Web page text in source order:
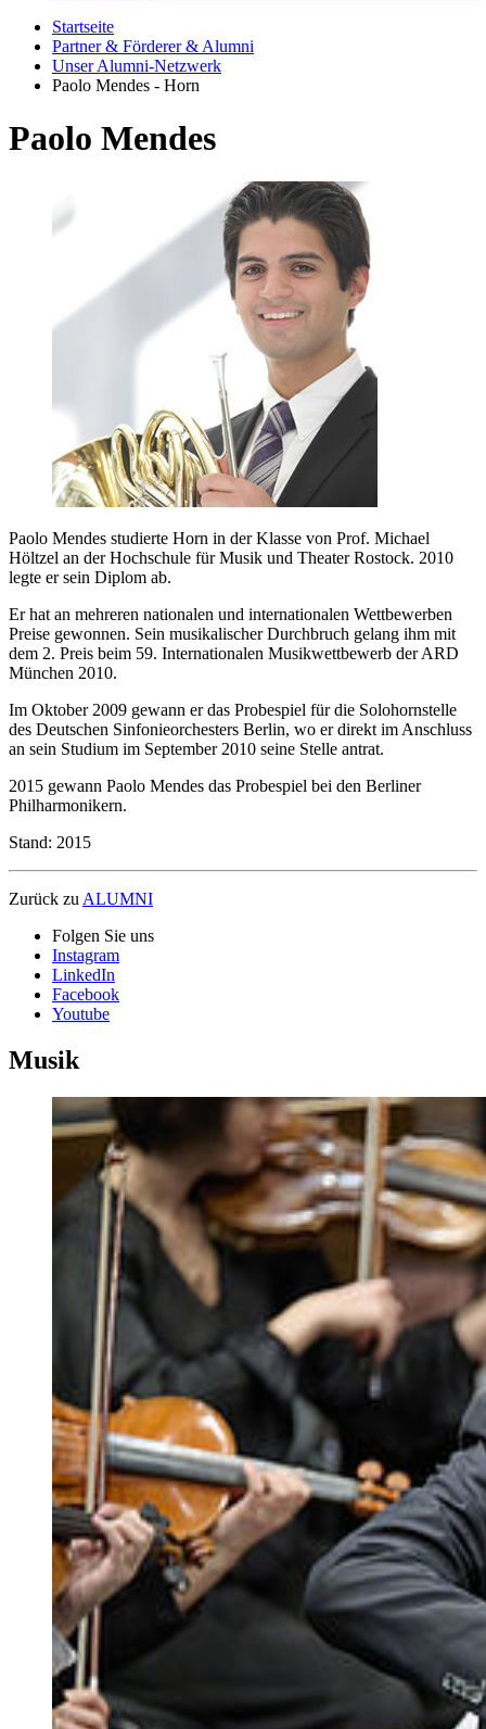
Startseite
Partner & Förderer & Alumni
Unser Alumni-Netzwerk
Paolo Mendes - Horn
Paolo Mendes
Paolo Mendes studierte Horn in der Klasse von Prof. Michael
Höltzel an der Hochschule für Musik und Theater Rostock. 2010
legte er sein Diplom ab.
Er hat an mehreren nationalen und internationalen Wettbewerben
Preise gewonnen. Sein musikalischer Durchbruch gelang ihm mit
dem 2. Preis beim 59. Internationalen Musikwettbewerb der ARD
München 2010.
Im Oktober 2009 gewann er das Probespiel für die Solohornstelle
des Deutschen Sinfonieorchesters Berlin, wo er direkt im Anschluss
an sein Studium im September 2010 seine Stelle antrat.
2015 gewann Paolo Mendes das Probespiel bei den Berliner
Philharmonikern.
Stand: 2015
Zurück zuALUMNI
Folgen Sie uns
Instagram
LinkedIn
Facebook
Youtube
Musik